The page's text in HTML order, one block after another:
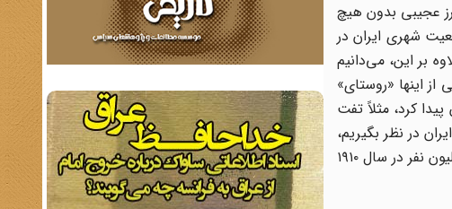
وجود این، او به طرز عجیبی بدون هیچ
و کتاب او، جمعیت شهری ایران در
جمعیتی برابر با ۸۰۰ هزار نفر داشته‌اند. علاوه بر این، می‌دانیم
جمعیت یا بیشتر بودند. یکی از اینها «روستای»
کرد، مثلاً تفت
۱۲ درصد را برای جمعیت شهری ایران در نظر بگیریم،
با توجه به اینکه سوبوتسینسکی جمعیت شهری ایران را ۲ میلیون نفر عنوان کرده است، به رقم بسیار محافظه‌کارانۀ ۱۶/۷ میلیون نفر در سال ۱۹۱۰